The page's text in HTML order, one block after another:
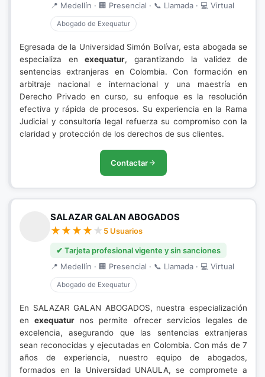
📍 Medellín · 🏢 Presencial · 📞 Llamada · 💻 Virtual
Abogado de Exequatur
Egresada de la Universidad Simón Bolívar, esta abogada se
especializa enexequatur, garantizando la validez de
sentencias extranjeras en Colombia. Con formación en
arbitraje nacional e internacional y una maestría en
Derecho Privado en curso, su enfoque es la resolución
efectiva y rápida de procesos. Su experiencia en la Rama
Judicial y consultoría legal refuerza su compromiso con la
claridad y protección de los derechos de sus clientes.
Contactar
SALAZAR GALAN ABOGADOS
5 Usuarios
✔ Tarjeta profesional vigente y sin sanciones
📍 Medellín · 🏢 Presencial · 📞 Llamada · 💻 Virtual
Abogado de Exequatur
En SALAZAR GALAN ABOGADOS, nuestra especialización
enexequatur nos permite ofrecer servicios legales de
excelencia, asegurando que las sentencias extranjeras
sean reconocidas y ejecutadas en Colombia. Con más de 7
años de experiencia, nuestro equipo de abogados,
formados en la Universidad UNAULA, se compromete a